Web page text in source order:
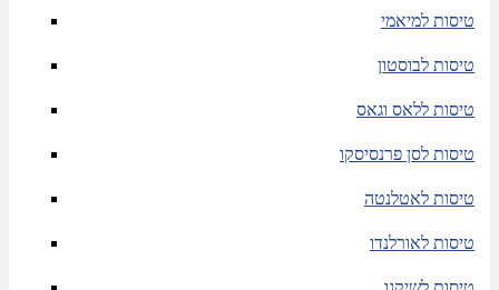
טיסות למיאמי
טיסות לבוסטון
טיסות ללאס וגאס
טיסות לסן פרנסיסקו
טיסות לאטלנטה
טיסות לאורלנדו